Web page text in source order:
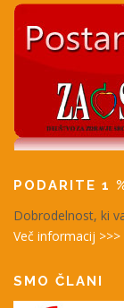
PODARITE 1
Dobrodelnost, ki
Več informacij >>>
SMO ČLANI